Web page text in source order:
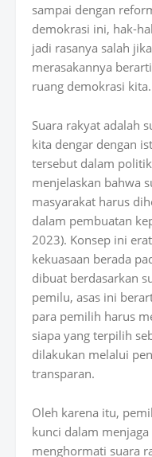
sampai dengan
demokrasi ini, hak-
jadi rasanya salah
merasakannya
ruang demokrasi kita.
Suara rakyat adalah
kita dengar dengan
tersebut dalam
menjelaskan bahwa
masyarakat harus
dalam pembuatan
2023). Konsep ini
kekuasaan berada
dibuat berdasarkan
pemilu, asas ini
para pemilih harus
siapa yang terpilih
dilakukan melalui
transparan.
Oleh karena itu,
kunci dalam
menghormati suara